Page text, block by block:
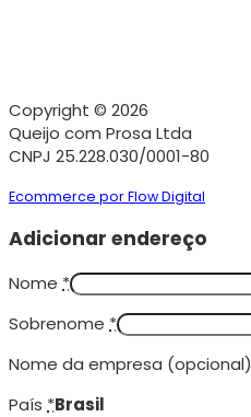
Copyright © 2026
Queijo com Prosa Ltda
CNPJ 25.228.030/0001-80
Ecommerce por Flow Digital
Adicionar endereço
Nome *
Sobrenome *
Nome da empresa (opcional)
País *Brasil